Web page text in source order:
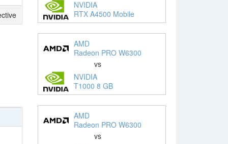
NVIDIA
RTX A4500 Mobile
AMD
Radeon PRO W6300
vs
NVIDIA
T1000 8 GB
AMD
Radeon PRO W6300
vs